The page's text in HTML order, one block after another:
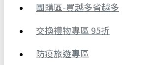
團購區-買越多省越多
交換禮物專區 95折
防疫旅遊專區